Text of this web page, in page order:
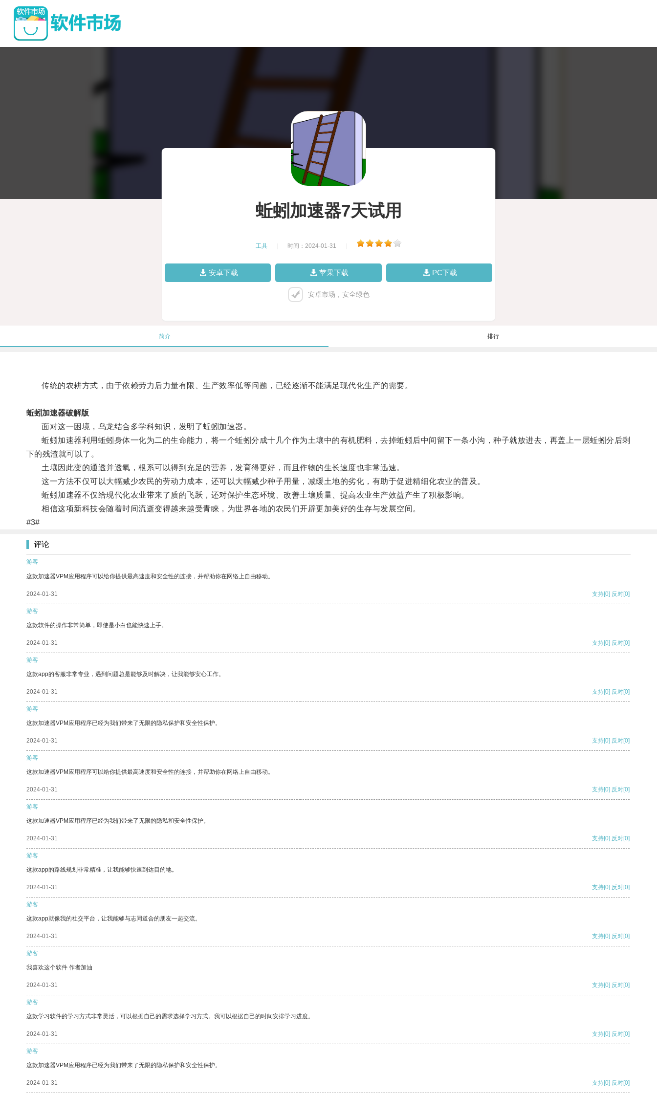
蚯蚓加速器7天试用
工具 时间：2024-01-31
安卓下载 苹果下载 PC下载
安卓市场，安全绿色
简介 排行
传统的农耕方式，由于依赖劳力后力量有限、生产效率低等问题，已经逐渐不能满足现代化生产的需要。
蚯蚓加速器破解版
面对这一困境，乌龙结合多学科知识，发明了蚯蚓加速器。
蚯蚓加速器利用蚯蚓身体一化为二的生命能力，将一个蚯蚓分成十几个作为土壤中的有机肥料，去掉蚯蚓后中间留下一条小沟，种子就放进去，再盖上一层蚯蚓分后剩
下的残渣就可以了。
土壤因此变的通透并透氧，根系可以得到充足的营养，发育得更好，而且作物的生长速度也非常迅速。
这一方法不仅可以大幅减少农民的劳动力成本，还可以大幅减少种子用量，减缓土地的劣化，有助于促进精细化农业的普及。
蚯蚓加速器不仅给现代化农业带来了质的飞跃，还对保护生态环境、改善土壤质量、提高农业生产效益产生了积极影响。
相信这项新科技会随着时间流逝变得越来越受青睐，为世界各地的农民们开辟更加美好的生存与发展空间。
#3#
评论
游客
这款加速器VPM应用程序可以给你提供最高速度和安全性的连接，并帮助你在网络上自由移动。
2024-01-31 支持[0] 反对[0]
游客
这款软件的操作非常简单，即使是小白也能快速上手。
2024-01-31 支持[0] 反对[0]
游客
这款app的客服非常专业，遇到问题总是能够及时解决，让我能够安心工作。
2024-01-31 支持[0] 反对[0]
游客
这款加速器VPM应用程序已经为我们带来了无限的隐私保护和安全性保护。
2024-01-31 支持[0] 反对[0]
游客
这款加速器VPM应用程序可以给你提供最高速度和安全性的连接，并帮助你在网络上自由移动。
2024-01-31 支持[0] 反对[0]
游客
这款加速器VPM应用程序已经为我们带来了无限的隐私和安全性保护。
2024-01-31 支持[0] 反对[0]
游客
这款app的路线规划非常精准，让我能够快速到达目的地。
2024-01-31 支持[0] 反对[0]
游客
这款app就像我的社交平台，让我能够与志同道合的朋友一起交流。
2024-01-31 支持[0] 反对[0]
游客
我喜欢这个软件 作者加油
2024-01-31 支持[0] 反对[0]
游客
这款学习软件的学习方式非常灵活，可以根据自己的需求选择学习方式。我可以根据自己的时间安排学习进度。
2024-01-31 支持[0] 反对[0]
游客
这款加速器VPM应用程序已经为我们带来了无限的隐私保护和安全性保护。
2024-01-31 支持[0] 反对[0]